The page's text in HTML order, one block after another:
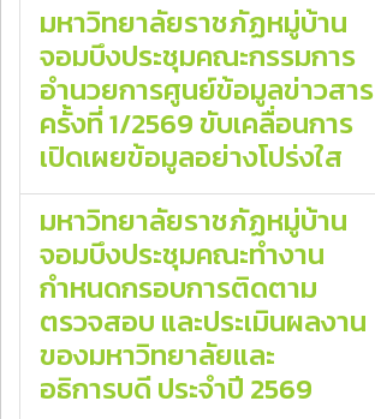
มหาวิทยาลัยราชภัฏหมู่บ้าน
จอมบึงประชุมคณะกรรมการ
อำนวยการศูนย์ข้อมูลข่าวสาร
ครั้งที่ 1/2569 ขับเคลื่อนการ
เปิดเผยข้อมูลอย่างโปร่งใส
มหาวิทยาลัยราชภัฏหมู่บ้าน
จอมบึงประชุมคณะทำงาน
กำหนดกรอบการติดตาม
ตรวจสอบ และประเมินผลงาน
ของมหาวิทยาลัยและ
อธิการบดี ประจำปี 2569